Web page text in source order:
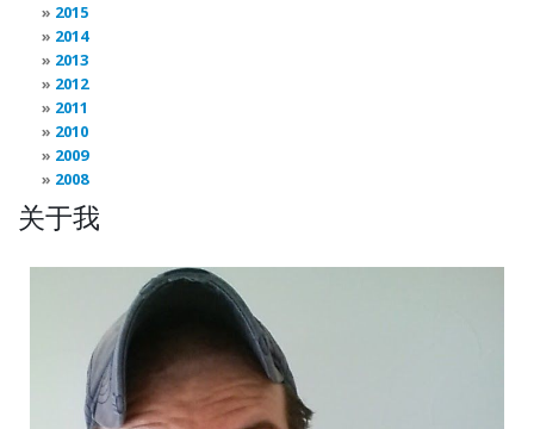
2015
2014
2013
2012
2011
2010
2009
2008
关于我